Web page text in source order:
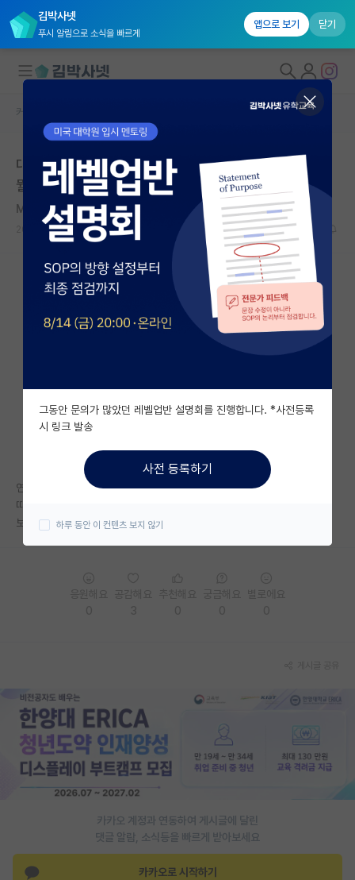
김박사넷
푸시 알림으로 소식을 빠르게
앱으로 보기 닫기
대학원생 모집
국내대학원 정보
연구실&오픈랩
커뮤니티
커뮤니티 홈
전체글보기
베스트 게시판
자유 게시판(아무개랩)
미국 유학 게시판
미국 대학원 합격 후기 게시판
대학원생 모집 게시판
연구실(PI) 홍보 게시판
임용 후기 게시판
PI 전용 게시판
인문사회 계열 게시판
특수/전문대학원 게시판
반도체/AI 게시판
장학금/장학생 게시판
커뮤니티 홈
대학원 컨택하려는데 교수님께서 CV 보내달라하셨어요
뭘 쓰면될까요
Mark Twain
2021.01.05 7768
연구실 인턴/ 코옵 등등 연구 활동은 몇 번 했었고,
따로 논문은 없는 상태입니다.
보통 컨택시 CV는 어떤 내용이 기입해서 보내드리나요?
카카오 계정과 연동하여 게시글에 달린
댓글 알람, 소식등을 빠르게 받아보세요
카카오로 시작하기
그동안 문의가 많았던 레벨업반 설명회를 진행합니다. *사전등록
시 링크 발송
사전 등록하기
하루 동안 이 컨텐츠 보지 않기